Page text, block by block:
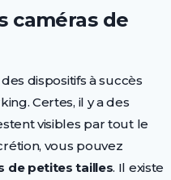
caméras de
dispositifs à succès
Certes, il y a des
visibles par tout le
vous pouvez
de petites tailles. Il existe